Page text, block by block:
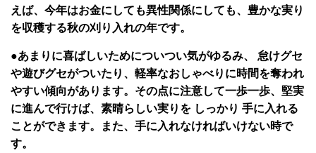
えば、今年はお金にしても異性関係にしても、豊かな実り
を収穫する秋の刈り入れの年です。
●あまりに喜ばしいためについつい気がゆるみ、 怠けグセ
や遊びグセがついたり、軽率なおしゃべりに時間を奪われ
やすい傾向があります。その点に注意して一歩一歩、堅実
に進んで行けば、素晴らしい実りを しっかり 手に入れる
ことができます。また、手に入れなければいけない時で
す。